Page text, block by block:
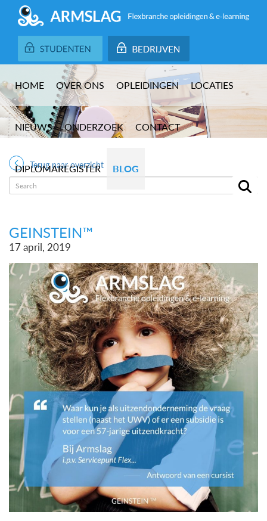
HOME OVER ONS OPLEIDINGEN LOCATIES
NIEUWS ONDERZOEK CONTACT
DIPLOMAREGISTER BLOG
Terug naar overzicht
GEINSTEIN™
17 april, 2019